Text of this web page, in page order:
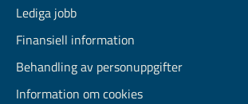
Lediga jobb
Finansiell information
Behandling av personuppgifter
Information om cookies